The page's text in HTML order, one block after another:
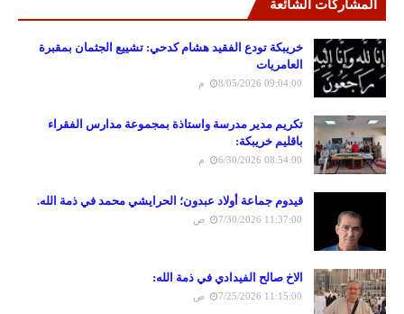
المشاركات الشائعة
خريبكة تودع الفقيد هشام كدحي: تشييع الجثمان بمقبرة
العامريات
8/05/2026 09:04:00 م
تكريم مدير مدرسة واستاذة بمجموعة مدارس الفقراء
باقليم خريبكة:
6/30/2026 08:54:00 م
قيدوم جماعة أولاد عبدون؛ الحرايشي محمد في ذمة الله.
7/30/2026 11:37:00 ص
الاخ صالح الفيدادي في ذمة الله:
7/25/2026 11:15:00 ص